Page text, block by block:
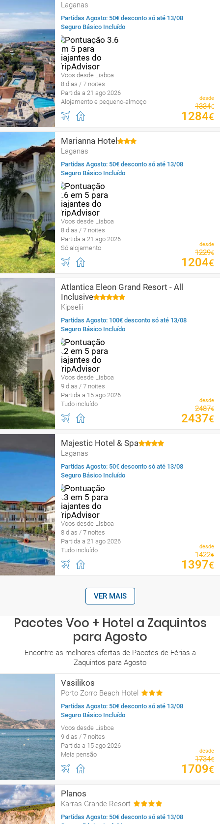
Laganas
Partidas Agosto: 50€ desconto só até 13/08
Seguro Básico Incluído
Voos desde Lisboa
8 dias / 7 noites
Partida a 21 ago 2026
Alojamento e pequeno-almoço
desde
1334€
1284€
Marianna Hotel
Laganas
Partidas Agosto: 50€ desconto só até 13/08
Seguro Básico Incluído
Voos desde Lisboa
8 dias / 7 noites
Partida a 21 ago 2026
Só alojamento
desde
1229€
1204€
Atlantica Eleon Grand Resort - All
Inclusive
Kipselii
Partidas Agosto: 100€ desconto só até 13/08
Seguro Básico Incluído
Voos desde Lisboa
9 dias / 7 noites
Partida a 15 ago 2026
Tudo incluído
desde
2487€
2437€
Majestic Hotel & Spa
Laganas
Partidas Agosto: 50€ desconto só até 13/08
Seguro Básico Incluído
Voos desde Lisboa
8 dias / 7 noites
Partida a 21 ago 2026
Tudo incluído
desde
1422€
1397€
VER MAIS
Pacotes Voo + Hotel a Zaquintos
para Agosto
Encontre as melhores ofertas de Pacotes de Férias a
Zaquintos para Agosto
Vasilikos
Porto Zorro Beach Hotel
Partidas Agosto: 50€ desconto só até 13/08
Seguro Básico Incluído
Voos desde Lisboa
9 dias / 7 noites
Partida a 15 ago 2026
Meia pensão
desde
1734€
1709€
Planos
Karras Grande Resort
Partidas Agosto: 50€ desconto só até 13/08